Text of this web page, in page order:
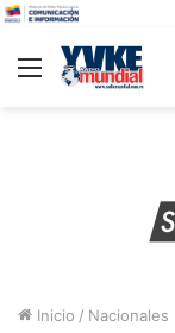
Menu
Inicio / Nacionales